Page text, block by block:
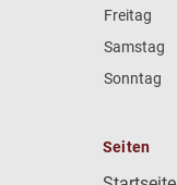
Freitag
Samstag
Sonntag
Seiten